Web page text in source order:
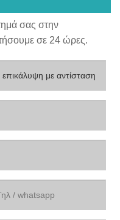
σας στην
σε 24 ώρες.